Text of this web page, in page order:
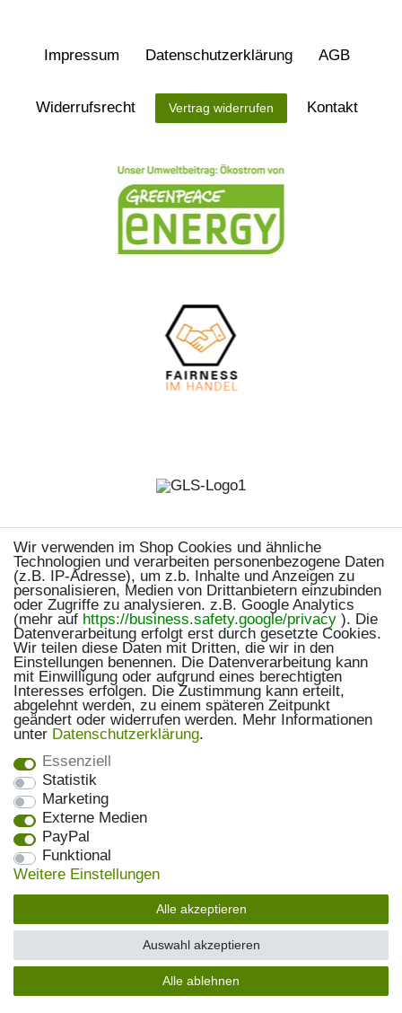
Impressum Daten­schutz­erklärung AGB
Widerrufs­recht Vertrag widerrufen Kontakt
Wir verwenden im Shop Cookies und ähnliche
Technologien und verarbeiten personenbezogene Daten
(z.B. IP-Adresse), um z.b. Inhalte und Anzeigen zu
personalisieren, Medien von Drittanbietern einzubinden
oder Zugriffe zu analysieren. z.B. Google Analytics
(mehr auf https://business.safety.google/privacy ). Die
Datenverarbeitung erfolgt erst durch gesetzte Cookies.
Wir teilen diese Daten mit Dritten, die wir in den
Einstellungen benennen. Die Datenverarbeitung kann
mit Einwilligung oder aufgrund eines berechtigten
Interesses erfolgen. Die Zustimmung kann erteilt,
abgelehnt werden, zu einem späteren Zeitpunkt
geändert oder widerrufen werden. Mehr Informationen
unter Daten­schutz­erklärung.
Essenziell
Statistik
Marketing
Externe Medien
PayPal
Funktional
Weitere Einstellungen
Alle akzeptieren
Alle ablehnen
Auswahl akzeptieren